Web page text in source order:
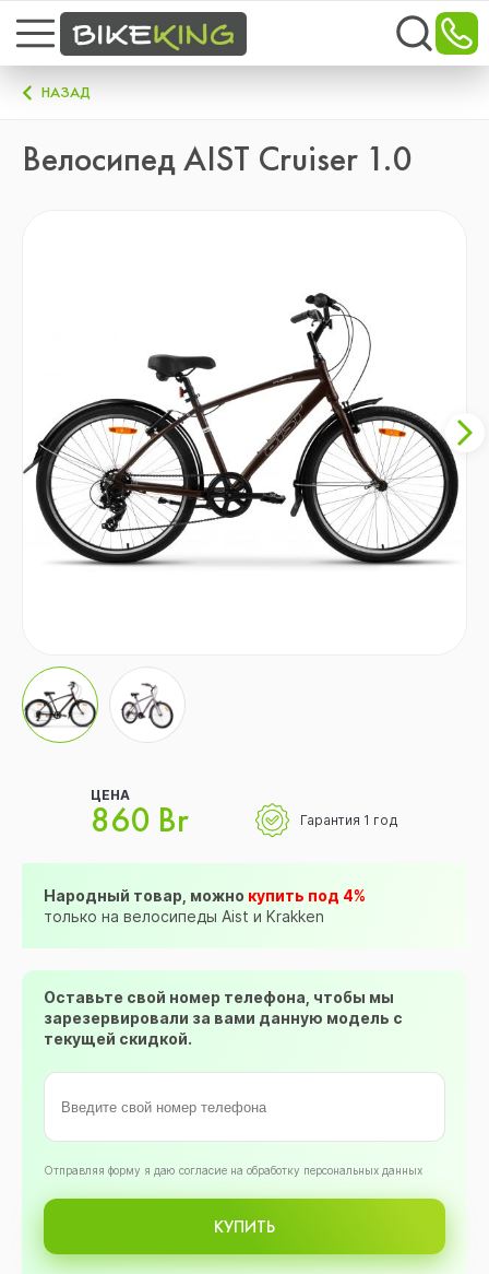
НАЗАД
Велосипед AIST Cruiser 1.0
ЦЕНА
860 Br Гарантия 1 год
Народный товар, можно купить под 4%
только на велосипеды Aist и Krakken
Оставьте свой номер телефона, чтобы мы
зарезервировали за вами данную модель с
текущей скидкой.
Oтправляя форму я даю согласие на обработку персональных данных
КУПИТЬ